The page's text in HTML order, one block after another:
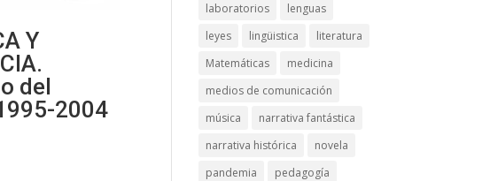
Y
del
2004
laboratorios
lenguas
leyes
lingüistica
literatura
Matemáticas
medicina
medios de comunicación
música
narrativa fantástica
narrativa histórica
novela
pandemia
pedagogía